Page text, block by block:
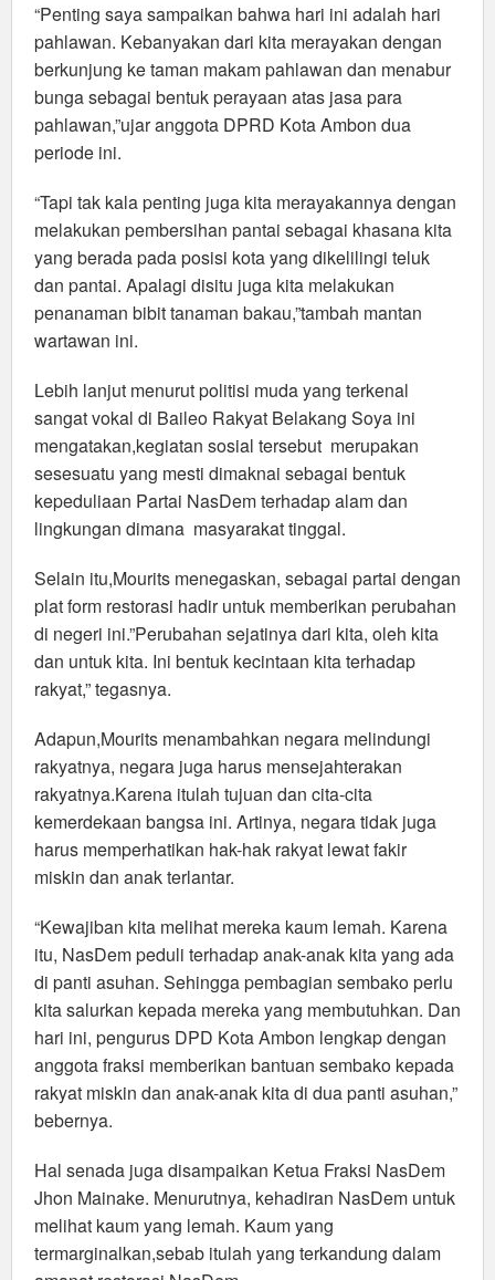
“Penting saya sampaikan bahwa hari ini adalah hari
pahlawan. Kebanyakan dari kita merayakan dengan
berkunjung ke taman makam pahlawan dan menabur
bunga sebagai bentuk perayaan atas jasa para
pahlawan,”ujar anggota DPRD Kota Ambon dua
periode ini.
“Tapi tak kala penting juga kita merayakannya dengan
melakukan pembersihan pantai sebagai khasana kita
yang berada pada posisi kota yang dikelilingi teluk
dan pantai. Apalagi disitu juga kita melakukan
penanaman bibit tanaman bakau,”tambah mantan
wartawan ini.
Lebih lanjut menurut politisi muda yang terkenal
sangat vokal di Baileo Rakyat Belakang Soya ini
mengatakan,kegiatan sosial tersebut merupakan
sesesuatu yang mesti dimaknai sebagai bentuk
kepeduliaan Partai NasDem terhadap alam dan
lingkungan dimana masyarakat tinggal.
Selain itu,Mourits menegaskan, sebagai partai dengan
plat form restorasi hadir untuk memberikan perubahan
di negeri ini.”Perubahan sejatinya dari kita, oleh kita
dan untuk kita. Ini bentuk kecintaan kita terhadap
rakyat,” tegasnya.
Adapun,Mourits menambahkan negara melindungi
rakyatnya, negara juga harus mensejahterakan
rakyatnya.Karena itulah tujuan dan cita-cita
kemerdekaan bangsa ini. Artinya, negara tidak juga
harus memperhatikan hak-hak rakyat lewat fakir
miskin dan anak terlantar.
“Kewajiban kita melihat mereka kaum lemah. Karena
itu, NasDem peduli terhadap anak-anak kita yang ada
di panti asuhan. Sehingga pembagian sembako perlu
kita salurkan kepada mereka yang membutuhkan. Dan
hari ini, pengurus DPD Kota Ambon lengkap dengan
anggota fraksi memberikan bantuan sembako kepada
rakyat miskin dan anak-anak kita di dua panti asuhan,”
bebernya.
Hal senada juga disampaikan Ketua Fraksi NasDem
Jhon Mainake. Menurutnya, kehadiran NasDem untuk
melihat kaum yang lemah. Kaum yang
termarginalkan,sebab itulah yang terkandung dalam